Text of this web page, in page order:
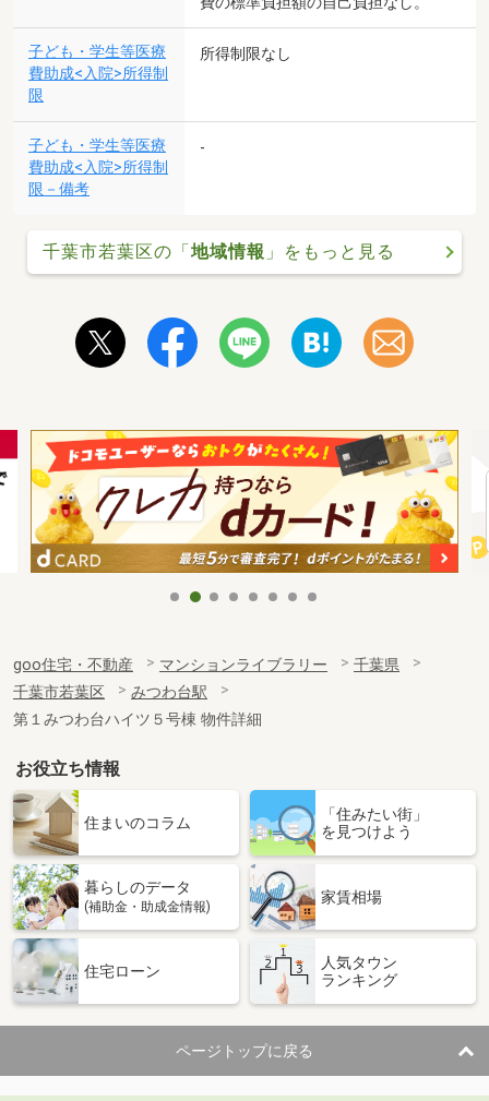
子ども・学生等医療
費助成<入院>所得制
限
所得制限なし
子ども・学生等医療
費助成<入院>所得制
限－備考
-
千葉市若葉区の「地域情報 」をもっと見る
goo住宅・不動産 マンションライブラリー
千葉県
千葉市若葉区
みつわ台駅
第１みつわ台ハイツ５号棟 物件詳細
お役立ち情報
住まいのコラム
「住みたい街」
を見つけよう
暮らしのデータ
(補助金・助成金情報)
家賃相場
住宅ローン
人気タウン
ランキング
ページトップに戻る